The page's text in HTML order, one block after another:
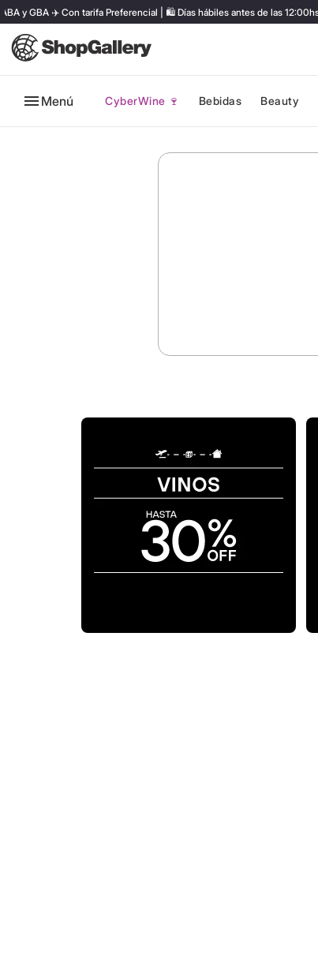
y GBA ✈️ Con tarifa Preferencial | 🛍️ Días hábiles antes de las 12:00hs
Menú CyberWine 🍷 Bebidas Beauty